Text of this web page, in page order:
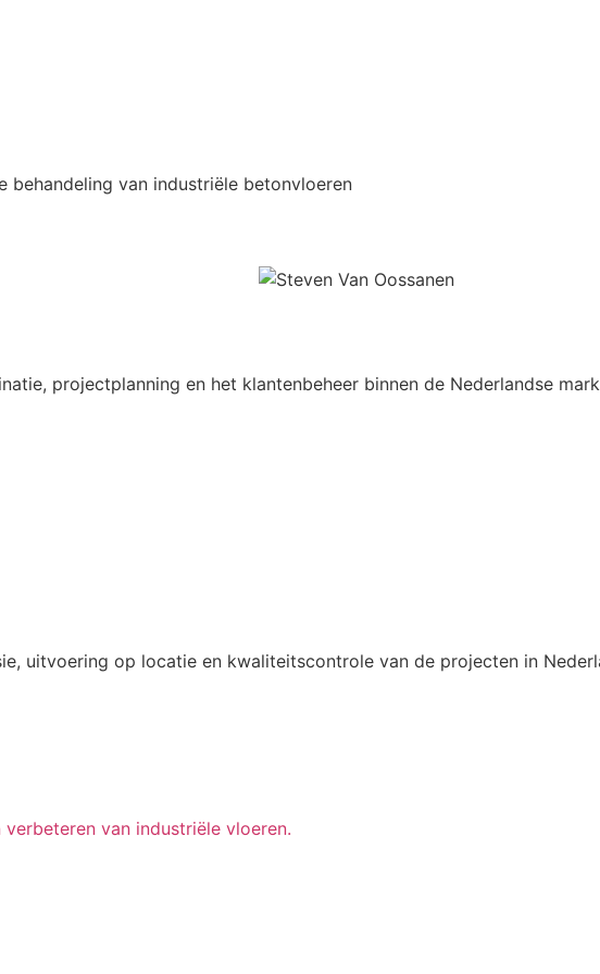
behandeling van industriële betonvloeren
projectplanning en het klantenbeheer binnen de Nederlandse
uitvoering op locatie en kwaliteitscontrole van de projecten in
van industriële vloeren.